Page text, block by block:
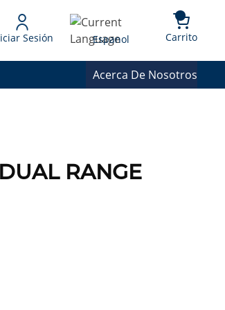
Sesión Language
Espanol Carrito{0}
Acerca De Nosotros
RANGE